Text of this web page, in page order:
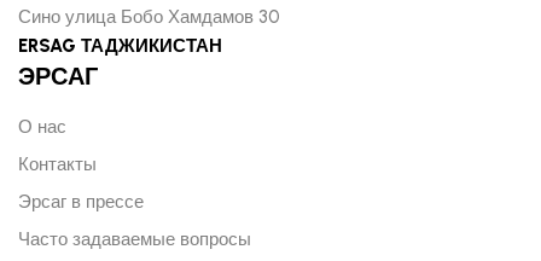
Сино улица Бобо Хамдамов 30
ERSAG ТАДЖИКИСТАН
ЭРСАГ
О нас
Контакты
Эрсаг в прессе
Часто задаваемые вопросы